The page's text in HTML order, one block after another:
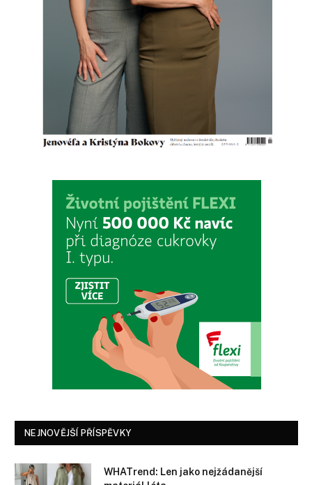
NEJNOVĚJŠÍ PŘÍSPĚVKY
WHATrend: Len jako nejžádanější